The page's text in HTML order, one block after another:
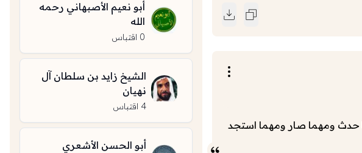
حدث ومهما صار ومهما استجد
أبو نعيم الأصبهاني رحمه
الله
0 اقتباس
الشيخ زايد بن سلطان آل
نهيان
4 اقتباس
أبو الحسن الأشعري